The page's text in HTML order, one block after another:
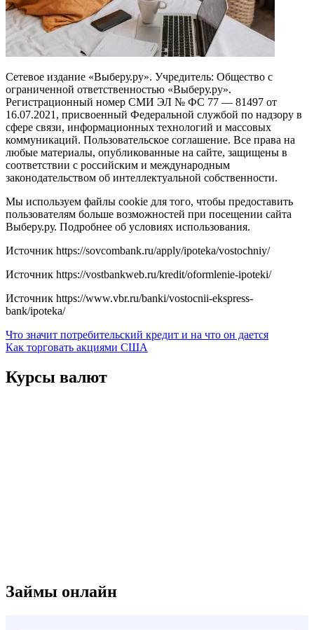
Сетевое издание «Выберу.ру». Учредитель: Общество с
ограниченной ответственностью «Выберу.ру».
Регистрационный номер СМИ ЭЛ № ФС 77 — 81497 от
16.07.2021, присвоенный Федеральной службой по надзору в
сфере связи, информационных технологий и массовых
коммуникаций. Пользовательское соглашение. Все права на
любые материалы, опубликованные на сайте, защищены в
соответствии с российским и международным
законодательством об интеллектуальной собственности.
Мы используем файлы cookie для того, чтобы предоставить
пользователям больше возможностей при посещении сайта
Выберу.ру. Подробнее об условиях использования.
Источник https://sovcombank.ru/apply/ipoteka/vostochniy/
Источник https://vostbankweb.ru/kredit/oformlenie-ipoteki/
Источник https://www.vbr.ru/banki/vostocnii-ekspress-
bank/ipoteka/
Навигация
по
записям
Что значит потребительский кредит и на что он дается
Как торговать акциями США
Курсы валют
Займы онлайн